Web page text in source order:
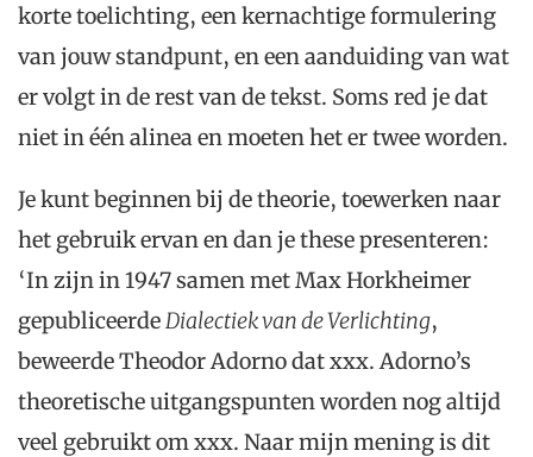
korte toelichting, een kernachtige formulering
van jouw standpunt, en een aanduiding van wat
er volgt in de rest van de tekst. Soms red je dat
niet in één alinea en moeten het er twee worden.
Je kunt beginnen bij de theorie, toewerken naar
het gebruik ervan en dan je these presenteren:
‘In zijn in 1947 samen met Max Horkheimer
gepubliceerdeDialectiek van de Verlichting,
beweerde Theodor Adorno dat xxx. Adorno’s
theoretische uitgangspunten worden nog altijd
veel gebruikt om xxx. Naar mijn mening is dit